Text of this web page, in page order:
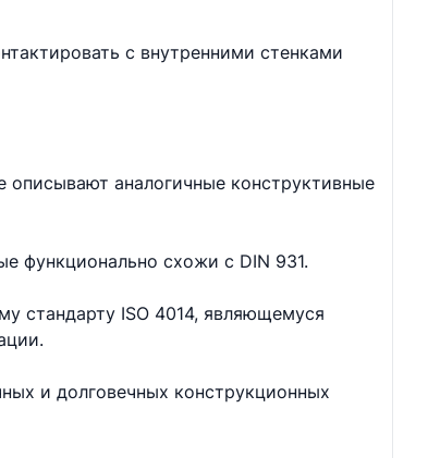
с внутренними стенками
описывают аналогичные конструктивные
функционально схожи с DIN 931.
стандарту ISO 4014, являющемуся
и долговечных конструкционных